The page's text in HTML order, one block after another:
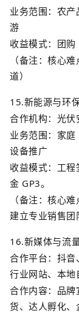
业务范围：农
游
收益模式：团购
（备注：核心难
道）
15.新能源与环
合作机构：光
业务范围：家庭
设备推广
收益模式：工
金 GP3。
（备注：核心难
建立专业销售团
16.新媒体与流
合作平台：抖音
行业网站、本
合作内容：品
货、达人孵化、